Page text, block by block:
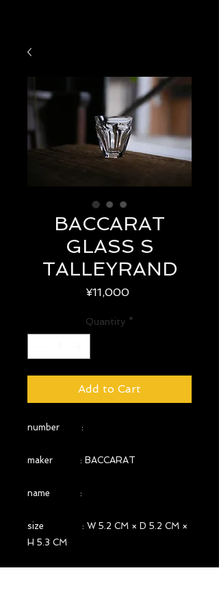
BACCARAT
GLASS S
TALLEYRAND
¥11,000Price
Quantity *
Add to Cart
number :
maker : BACCARAT
name :
size : W 5.2 CM × D 5.2 CM ×
H 5.3 CM